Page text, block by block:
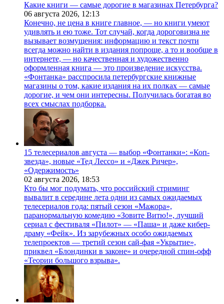
Какие книги — самые дорогие в магазинах Петербурга?
06 августа 2026, 12:13
Конечно, не цена в книге главное, — но книги умеют
удивлять и ею тоже. Тот случай, когда дороговизна не
вызывает возмущения: информацию и текст почти
всегда можно найти в издания попроще, а то и вообще в
интернете, — но качественная и художественно
оформленная книга — это произведение искусства.
«Фонтанка» расспросила петербургские книжные
магазины о том, какие издания на их полках — самые
дорогие, и чем они интересны. Получилась богатая во
всех смыслах подборка.
15 телесериалов августа — выбор «Фонтанки»: «Коп-
звезда», новые «Тед Лессо» и «Джек Ричер»,
«Одержимость»
02 августа 2026, 18:53
Кто бы мог подумать, что российский стриминг
вывалит в середине лета одни из самых ожидаемых
телесериалов года: пятый сезон «Мажора»,
паранормальную комедию «Зовите Витю!», лучший
сериал с фестиваля «Пилот» — «Паша» и даже кибер-
драму «Фейк». Из зарубежных особо ожидаемых
телепроектов — третий сезон сай-фая «Укрытие»,
приквел «Блондинки в законе» и очередной спин-офф
«Теории большого взрыва».